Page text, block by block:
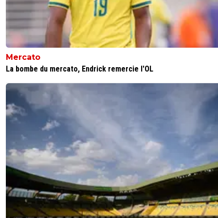
Mercato
La bombe du mercato, Endrick remercie l'OL